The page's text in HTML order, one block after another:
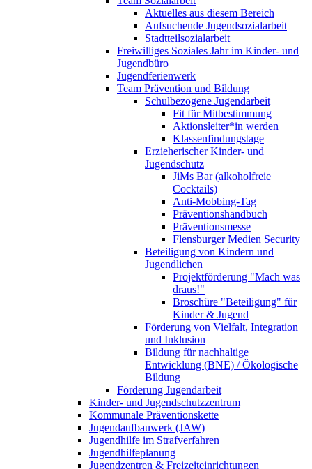
Aktuelles aus diesem Bereich
Aufsuchende Jugendsozialarbeit
Stadtteilsozialarbeit
Freiwilliges Soziales Jahr im Kinder- und
Jugendbüro
Jugendferienwerk
Team Prävention und Bildung
Schulbezogene Jugendarbeit
Fit für Mitbestimmung
Aktionsleiter*in werden
Klassenfindungstage
Erzieherischer Kinder- und
Jugendschutz
JiMs Bar (alkoholfreie
Cocktails)
Anti-Mobbing-Tag
Präventionshandbuch
Präventionsmesse
Flensburger Medien Security
Beteiligung von Kindern und
Jugendlichen
Projektförderung "Mach was
draus!"
Broschüre "Beteiligung" für
Kinder & Jugend
Förderung von Vielfalt, Integration
und Inklusion
Bildung für nachhaltige
Entwicklung (BNE) / Ökologische
Bildung
Förderung Jugendarbeit
Kinder- und Jugendschutzzentrum
Kommunale Präventionskette
Jugendaufbauwerk (JAW)
Jugendhilfe im Strafverfahren
Jugendhilfeplanung
Jugendzentren & Freizeiteinrichtungen